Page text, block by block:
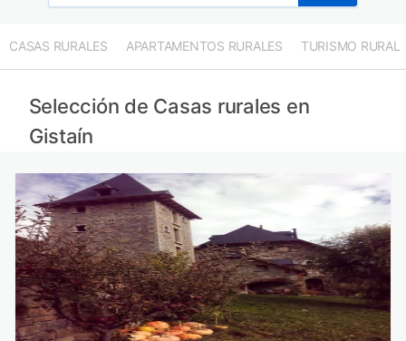
CASAS RURALES APARTAMENTOS RURALES TURISMO RURAL
Selección de Casas rurales en
Gistaín